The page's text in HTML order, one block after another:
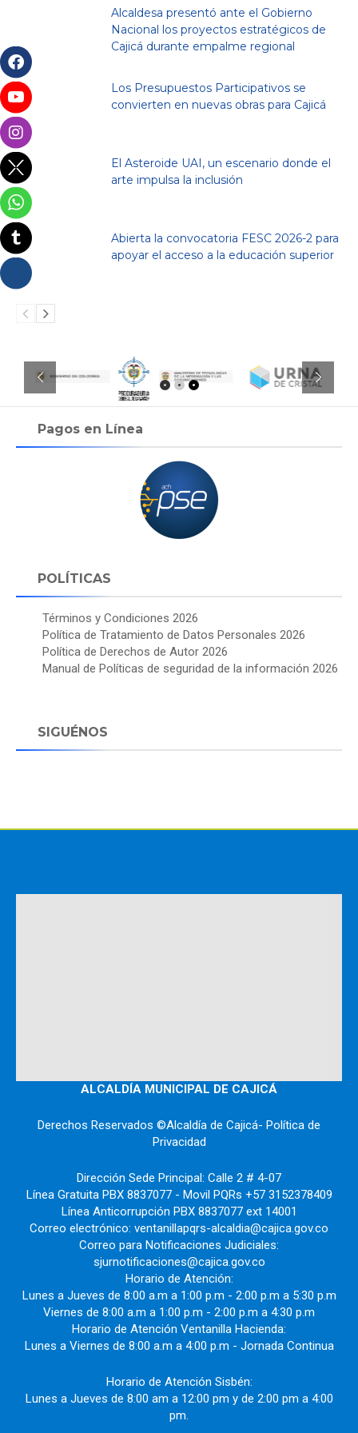
Alcaldesa presentó ante el Gobierno
Nacional los proyectos estratégicos de
Cajicá durante empalme regional
Los Presupuestos Participativos se
convierten en nuevas obras para Cajicá
El Asteroide UAI, un escenario donde el
arte impulsa la inclusión
Abierta la convocatoria FESC 2026-2 para
apoyar el acceso a la educación superior
Pagos en Línea
POLÍTICAS
Términos y Condiciones 2026
Política de Tratamiento de Datos Personales 2026
Política de Derechos de Autor 2026
Manual de Políticas de seguridad de la información 2026
SIGUÉNOS
ALCALDÍA MUNICIPAL DE CAJICÁ
Derechos Reservados ©Alcaldía de Cajicá- Política de
Privacidad
Dirección Sede Principal: Calle 2 # 4-07
Línea Gratuita PBX 8837077 - Movil PQRs +57 3152378409
Línea Anticorrupción PBX 8837077 ext 14001
Correo electrónico: ventanillapqrs-alcaldia@cajica.gov.co
Correo para Notificaciones Judiciales:
sjurnotificaciones@cajica.gov.co
Horario de Atención:
Lunes a Jueves de 8:00 a.m a 1:00 p.m - 2:00 p.m a 5:30 p.m
Viernes de 8:00 a.m a 1:00 p.m - 2:00 p.m a 4:30 p.m
Horario de Atención Ventanilla Hacienda:
Lunes a Viernes de 8:00 a.m a 4:00 p.m - Jornada Continua
Horario de Atención Sisbén:
Lunes a Jueves de 8:00 am a 12:00 pm y de 2:00 pm a 4:00
pm.